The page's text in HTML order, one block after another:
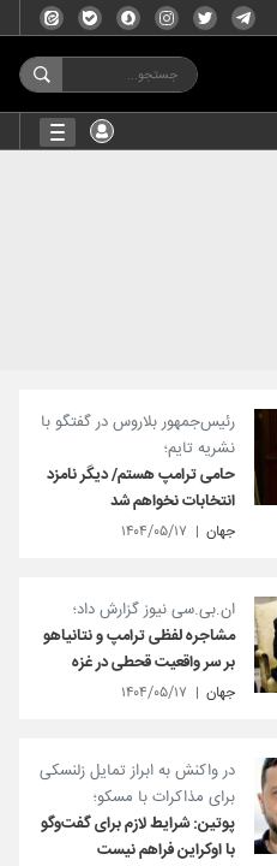
رئیس‌جمهور بلاروس در گفتگو با
نشریه تایم؛
حامی ترامپ هستم/ دیگر نامزد
انتخابات نخواهم شد
جهان ۱۴۰۴/۰۵/۱۷
ان.بی.سی نیوز گزارش داد؛
مشاجره لفظی ترامپ و نتانیاهو
بر سر واقعیت قحطی در غزه
جهان ۱۴۰۴/۰۵/۱۷
در واکنش به ابراز تمایل زلنسکی
برای مذاکرات با مسکو؛
پوتین: شرایط لازم برای گفت‌وگو
با اوکراین فراهم نیست